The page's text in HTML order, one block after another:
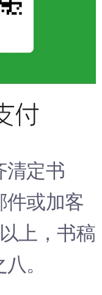
清定书
件或加客
上，书稿
。